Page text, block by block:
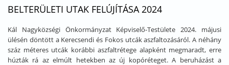
BELTERÜLETI UTAK FELÚJÍTÁSA 2024
Kál Nagyközségi Önkormányzat Képviselő-Testülete 2024. májusi
ülésén döntött a Kerecsendi és Fokos utcák aszfaltozásáról. A néhány
száz méteres utcák korábbi aszfaltrétege alapként megmaradt, erre
húzták rá az elmúlt hetekben az új kopóréteget. A beruházást a